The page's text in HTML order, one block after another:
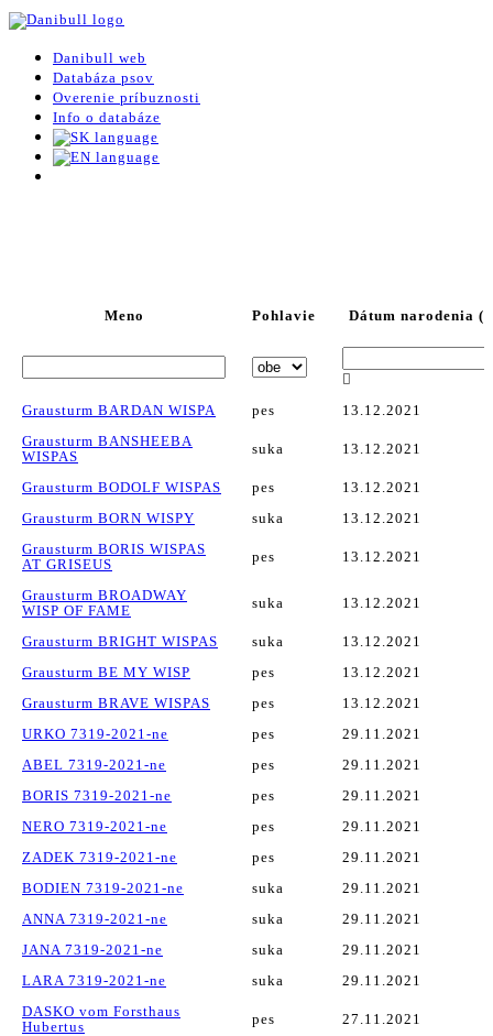
Danibull web
Databáza psov
Overenie príbuznosti
Info o databáze
Meno Pohlavie Dátum narodenia
Grausturm BARDAN WISPA pes
13.12.2021
Grausturm BANSHEEBA
WISPAS
suka 13.12.2021
Grausturm BODOLF WISPAS pes
13.12.2021
Grausturm BORN WISPY
suka
13.12.2021
Grausturm BORIS WISPAS
AT GRISEUS
pes 13.12.2021
Grausturm BROADWAY
WISP OF FAME
suka 13.12.2021
Grausturm BRIGHT WISPAS suka
13.12.2021
Grausturm BE MY WISP
pes
13.12.2021
Grausturm BRAVE WISPAS
pes
13.12.2021
URKO 7319-2021-ne
pes
29.11.2021
ABEL 7319-2021-ne
pes
29.11.2021
BORIS 7319-2021-ne
pes
29.11.2021
NERO 7319-2021-ne
pes
29.11.2021
ZADEK 7319-2021-ne
pes
29.11.2021
BODIEN 7319-2021-ne
suka
29.11.2021
ANNA 7319-2021-ne
suka
29.11.2021
JANA 7319-2021-ne
suka
29.11.2021
LARA 7319-2021-ne
suka
29.11.2021
DASKO vom Forsthaus
Hubertus
pes 27.11.2021